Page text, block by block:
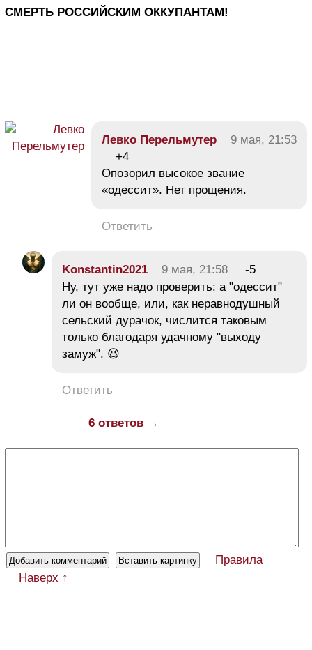
СМЕРТЬ РОССИЙСКИМ ОККУПАНТАМ!
Левко Перельмутер
9 мая, 21:53
+4
Опозорил высокое звание
«одессит». Нет прощения.
Ответить
Konstantin2021 9 мая, 21:58
-5
Ну, тут уже надо проверить: а "одессит"
ли он вообще, или, как неравнодушный
сельский дурачок, числится таковым
только благодаря удачному "выходу
замуж". 😆
Ответить
6 ответов →
Правила
Наверх ↑